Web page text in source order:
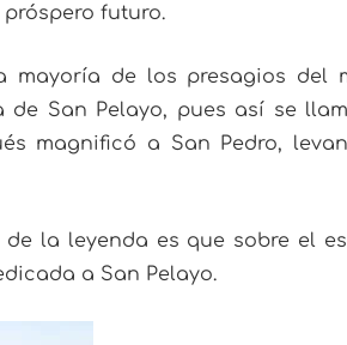
futuro.
mayoría de los presagios del
San Pelayo, pues así se
magnificó a San Pedro,
la leyenda es que sobre el
a San Pelayo.